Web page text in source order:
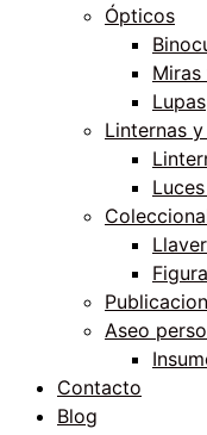
Ópticos
Lupas
Linternas
Aseo
Contacto
Blog